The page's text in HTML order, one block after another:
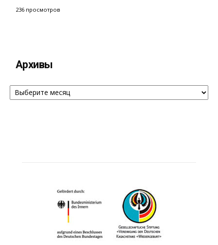
236 просмотров
Архивы
Архивы